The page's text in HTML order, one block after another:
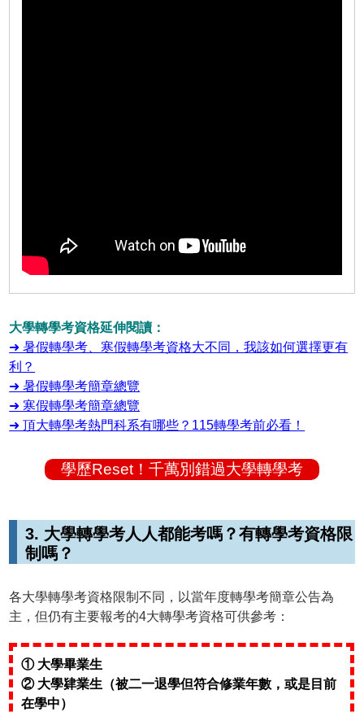
大學轉學考資格延伸閱讀：
➜ 暑假轉學考、寒假轉學考資格大不同，我該如何選擇更有
利？
➜ 暑假轉學考簡章總覽
➜ 寒假轉學考簡章總覽
➜ 頂大轉學考熱門科系有哪些？115轉學考前必看！
學歷Reset！千萬別錯過大學轉學考
3. 大學轉學考人人都能考嗎？有轉學考資格限
制嗎？
各大學轉學考資格限制不同，以當年度轉學考簡章公告為
主，但仍有主要報考的4大轉學考資格可供參考：
① 大學畢業生
② 大學肄業生（被二一退學但符合修業年數，或是目前
在學中）